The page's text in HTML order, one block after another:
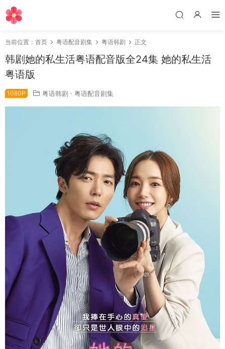
当前位置： 首页 粤语配音剧集 粤语韩剧 正文
韩剧她的私生活粤语配音版全24集 她的私生活
粤语版
1080P 粤语韩剧 · 粤语配音剧集